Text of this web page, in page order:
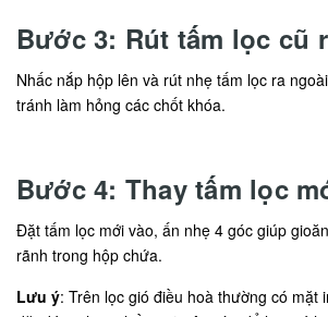
Bước 3: Rút tấm lọc cũ
Nhấc nắp hộp lên và rút nhẹ tấm lọc ra
tránh làm hỏng các chốt khóa.
Bước 4: Thay tấm lọc
Đặt tấm lọc mới vào, ấn nhẹ 4 góc giúp
rãnh trong hộp chứa.
Lưu ý: Trên lọc gió điều hoà thường có mặt